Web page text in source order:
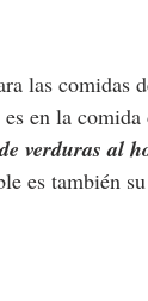
las comidas
en la
verduras al
es también su